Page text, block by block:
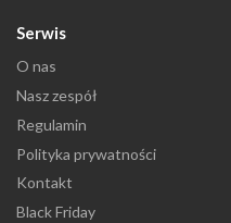
Serwis
O nas
Nasz zespół
Regulamin
Polityka prywatności
Kontakt
Black Friday